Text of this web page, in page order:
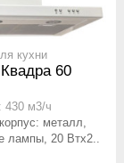
кухни
60
430 м3/ч
металл,
лампы, 20 Втx2..